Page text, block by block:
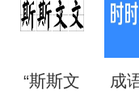
“斯斯文 成